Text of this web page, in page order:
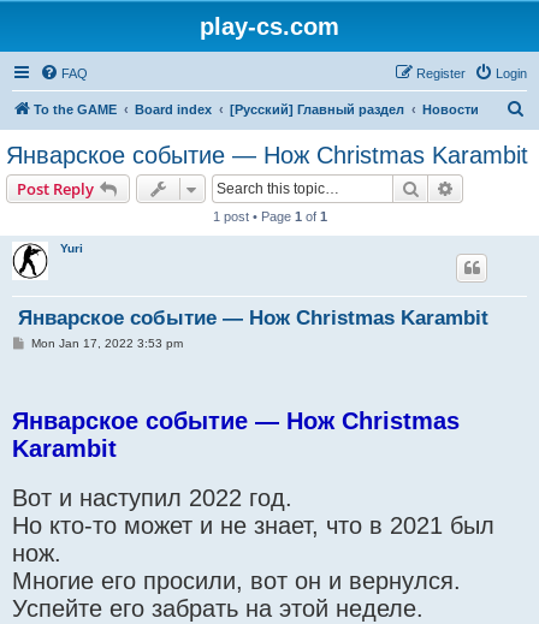
play-cs.com
FAQ Login
Register
To the GAME Board index [Русский] Главный раздел Новости
a
Январское событие — Нож Christmas Karambit
Post Reply Search
1 post • Page 1 of 1
Yuri
Январское событие — Нож Christmas Karambit
PMon Jan 17, 2022 3:53 pm
Январское событие — Нож Christmas
Karambit
Вот и наступил 2022 год.
Но кто-то может и не знает, что в 2021 был
нож.
Многие его просили, вот он и вернулся.
Успейте его забрать на этой неделе.